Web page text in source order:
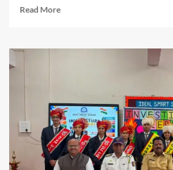
Read MoreRead
विद्यावाचस्पती
यांना
‘कलातपस्वी’
पुरस्कार
प्रदान